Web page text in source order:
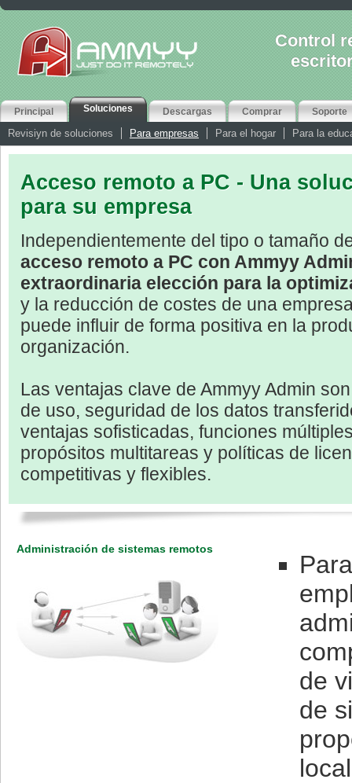
Control
Principal Soluciones Descargas Comprar Soporte
Revisiуn de soluciones Para empresas Para el hogar Para la
Acceso remoto a PC - Una
para su empresa
Independientemente del tipo o tamaño
acceso remoto a PC con Ammyy
extraordinaria elección para la
y la reducción de costes de una
puede influir de forma positiva en la
organización.
Las ventajas clave de Ammyy Admin
de uso, seguridad de los datos
ventajas sofisticadas, funciones
propósitos multitareas y políticas de
competitivas y flexibles.
Administración de sistemas remotos
de
de